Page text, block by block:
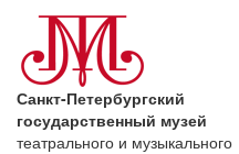
Санкт-Петербургский
государственный музей
театрального и музыкального